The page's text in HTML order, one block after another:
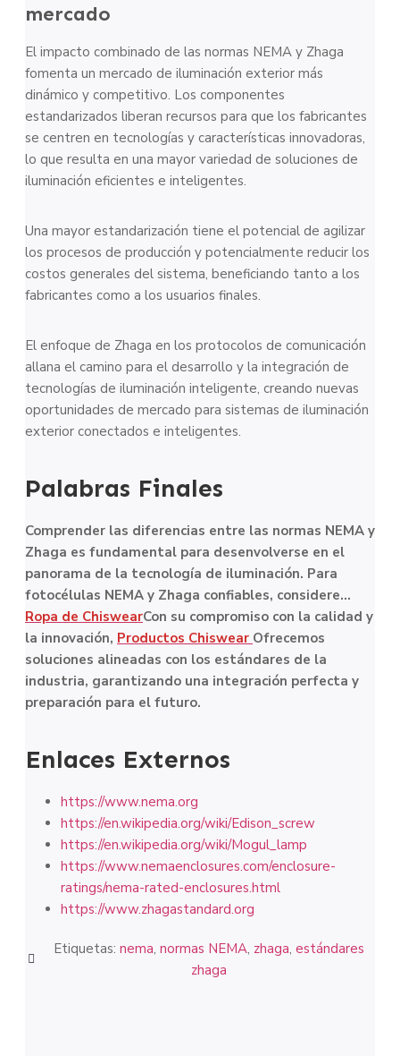
mercado
El impacto combinado de las normas NEMA y Zhaga
fomenta un mercado de iluminación exterior más
dinámico y competitivo. Los componentes
estandarizados liberan recursos para que los fabricantes
se centren en tecnologías y características innovadoras,
lo que resulta en una mayor variedad de soluciones de
iluminación eficientes e inteligentes.
Una mayor estandarización tiene el potencial de agilizar
los procesos de producción y potencialmente reducir los
costos generales del sistema, beneficiando tanto a los
fabricantes como a los usuarios finales.
El enfoque de Zhaga en los protocolos de comunicación
allana el camino para el desarrollo y la integración de
tecnologías de iluminación inteligente, creando nuevas
oportunidades de mercado para sistemas de iluminación
exterior conectados e inteligentes.
Palabras Finales
Comprender las diferencias entre las normas NEMA y
Zhaga es fundamental para desenvolverse en el
panorama de la tecnología de iluminación. Para
fotocélulas NEMA y Zhaga confiables, considere...
Ropa de ChiswearCon su compromiso con la calidad y
la innovación, Productos Chiswear Ofrecemos
soluciones alineadas con los estándares de la
industria, garantizando una integración perfecta y
preparación para el futuro.
Enlaces Externos
https://www.nema.org
https://en.wikipedia.org/wiki/Edison_screw
https://en.wikipedia.org/wiki/Mogul_lamp
https://www.nemaenclosures.com/enclosure-
ratings/nema-rated-enclosures.html
https://www.zhagastandard.org
Etiquetas: nema, normas NEMA, zhaga, estándares
zhaga